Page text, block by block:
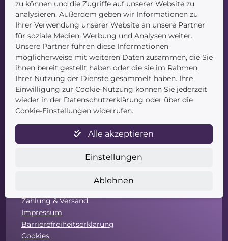
Startseite
Service
Newsletter
Zahlung & Versand
Impressum
Barrierefreiheitserklärung
Cookies
zu können und die Zugriffe auf unserer Website zu
analysieren. Außerdem geben wir Informationen zu
Ihrer Verwendung unserer Website an unsere Partner
für soziale Medien, Werbung und Analysen weiter.
Unsere Partner führen diese Informationen
möglicherweise mit weiteren Daten zusammen, die Sie
ihnen bereit gestellt haben oder die sie im Rahmen
Ihrer Nutzung der Dienste gesammelt haben. Ihre
Einwilligung zur Cookie-Nutzung können Sie jederzeit
wieder in der Datenschutzerklärung oder über die
Cookie-Einstellungen widerrufen.
Alle akzeptieren
Einstellungen
Ablehnen